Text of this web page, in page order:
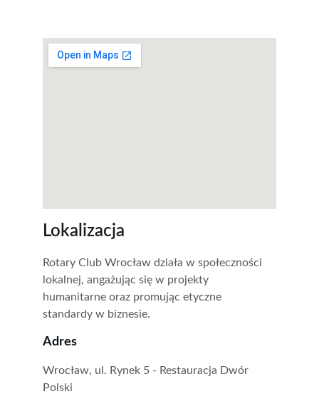
Lokalizacja
Rotary Club Wrocław działa w społeczności
lokalnej, angażując się w projekty
humanitarne oraz promując etyczne
standardy w biznesie.
Adres
Wrocław, ul. Rynek 5 - Restauracja Dwór
Polski